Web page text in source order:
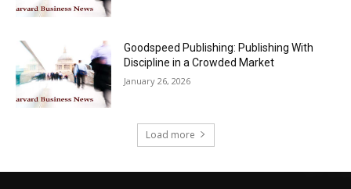
Goodspeed Publishing: Publishing With
Discipline in a Crowded Market
January 26, 2026
Load more